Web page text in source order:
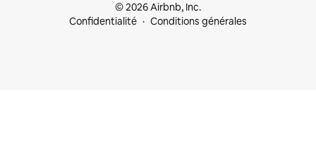
© 2026 Airbnb, Inc.
Confidentialité
Conditions générales